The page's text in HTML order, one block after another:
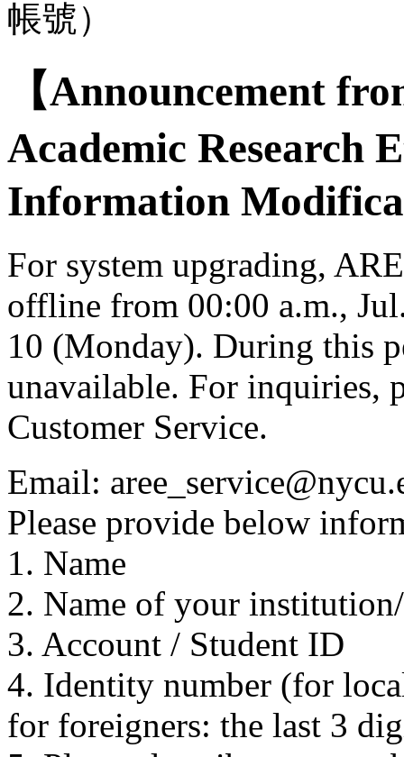
帳號）
【Announcement
Academic Research
Information
For system upgrading,
offline from 00:00 a.m.,
10 (Monday). During this
unavailable. For inquiries,
Customer Service.
Email:
Please provide below
1. Name
2. Name of your
3. Account / Student ID
4. Identity number (for
for foreigners: the last 3